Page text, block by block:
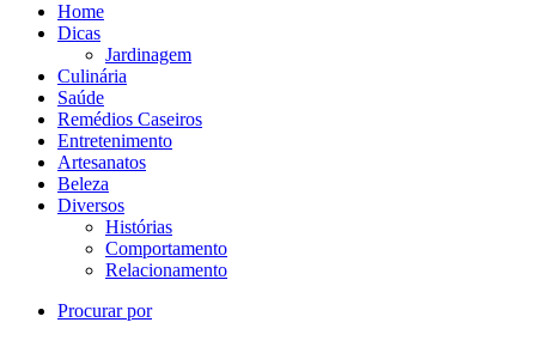
Home
Dicas
Jardinagem
Culinária
Saúde
Remédios Caseiros
Entretenimento
Artesanatos
Beleza
Diversos
Histórias
Comportamento
Relacionamento
Procurar por